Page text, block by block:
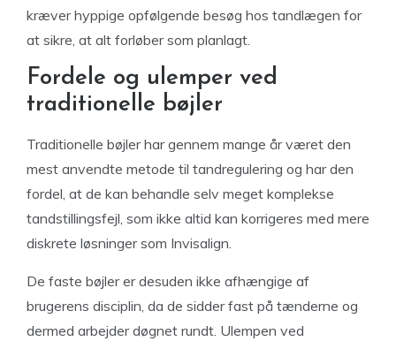
kræver hyppige opfølgende besøg hos tandlægen for
at sikre, at alt forløber som planlagt.
Fordele og ulemper ved
traditionelle bøjler
Traditionelle bøjler har gennem mange år været den
mest anvendte metode til tandregulering og har den
fordel, at de kan behandle selv meget komplekse
tandstillingsfejl, som ikke altid kan korrigeres med mere
diskrete løsninger som Invisalign.
De faste bøjler er desuden ikke afhængige af
brugerens disciplin, da de sidder fast på tænderne og
dermed arbejder døgnet rundt. Ulempen ved